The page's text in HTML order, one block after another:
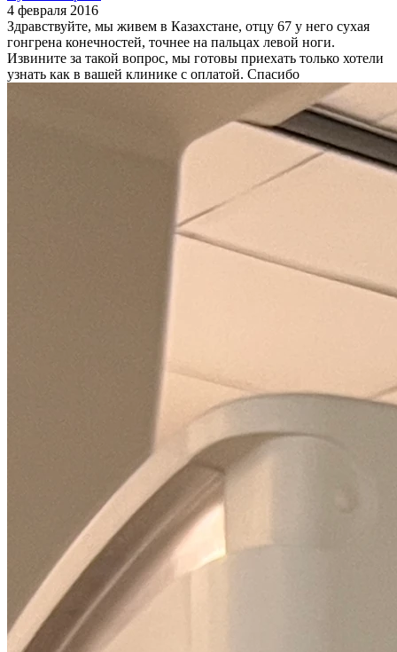
4 февраля 2016
Здравствуйте, мы живем в Казахстане, отцу 67 у него сухая
гонгрена конечностей, точнее на пальцах левой ноги.
Извините за такой вопрос, мы готовы приехать только хотели
узнать как в вашей клинике с оплатой. Спасибо